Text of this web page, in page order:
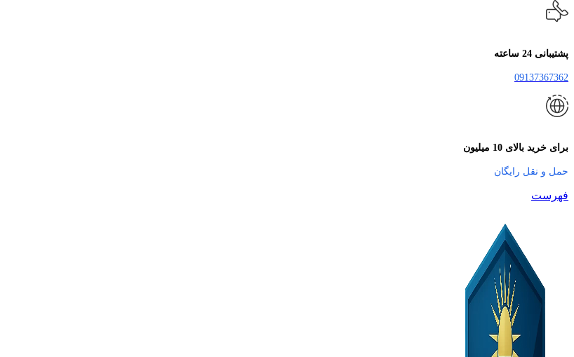
پشتیبانی 24 ساعته
09137367362
برای خرید بالای 10 میلیون
حمل و نقل رایگان
فهرست